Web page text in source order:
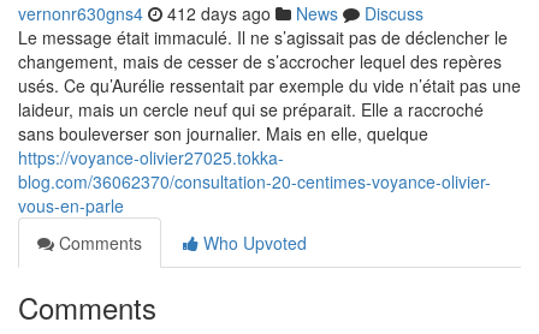
vernonr630gns4 412 days ago News
Discuss
Le message était immaculé. Il ne s’agissait pas de déclencher le
changement, mais de cesser de s’accrocher lequel des repères
usés. Ce qu’Aurélie ressentait par exemple du vide n’était pas une
laideur, mais un cercle neuf qui se préparait. Elle a raccroché
sans bouleverser son journalier. Mais en elle, quelque
https://voyance-olivier27025.tokka-
blog.com/36062370/consultation-20-centimes-voyance-olivier-
vous-en-parle
Comments
Who Upvoted
Comments